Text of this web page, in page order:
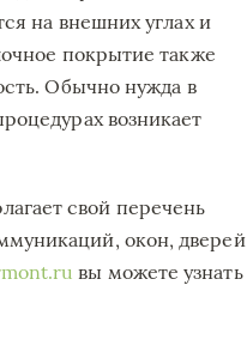
на внешних углах и
покрытие также
Обычно нужда в
возникает
свой перечень
окон, дверей
вы можете узнать